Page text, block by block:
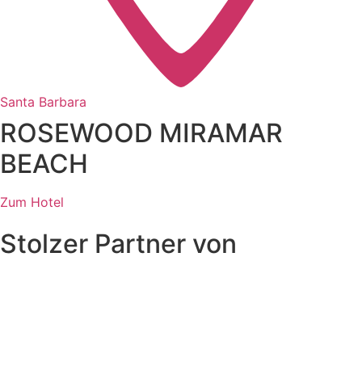
Santa Barbara
ROSEWOOD MIRAMAR
BEACH
Zum Hotel
Stolzer Partner von